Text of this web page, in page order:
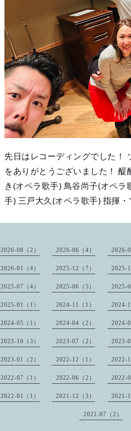
先日はレコーディングでした！
をありがとうございました！
き(オペラ歌手) 鳥谷尚子(オペ
手) 三戸大久(オペラ歌手) 指揮
2026-08（2） 2026-06（4） 2026-
2026-01（4） 2025-12（7） 2025-
2025-07（4） 2025-06（5） 2025-
2025-01（1） 2024-11（1） 2024-
2024-05（1） 2024-04（2） 2024-
2023-10（3） 2023-07（2） 2023-
2023-01（2） 2022-12（1） 2022-
2022-07（1） 2022-06（2） 2022-
2022-01（1） 2021-12（3） 2021-
2021-07（2）